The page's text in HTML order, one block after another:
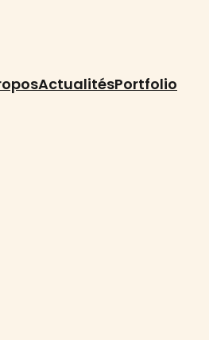
ActualitésPortfolio